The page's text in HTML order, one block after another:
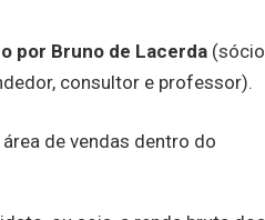
por Bruno de Lacerda (sócio
consultor e professor).
de vendas dentro do